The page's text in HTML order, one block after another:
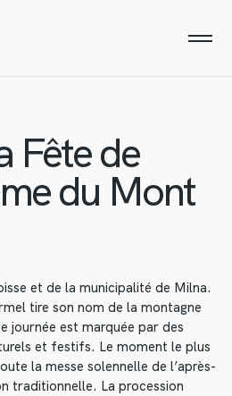
Fête de
du Mont
et de la municipalité de Milna.
tire son nom de la montagne
journée est marquée par des
et festifs. Le moment le plus
la messe solennelle de l’après-
traditionnelle. La procession